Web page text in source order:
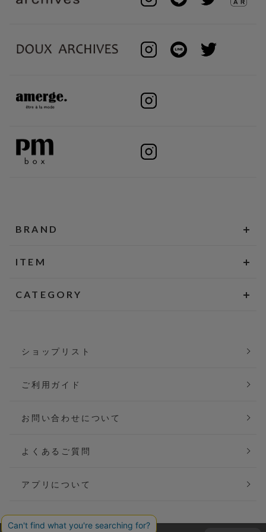
BRAND
ITEM
CATEGORY
ショップリスト
ご利用ガイド
お問い合わせについて
よくあるご質問
アプリについて